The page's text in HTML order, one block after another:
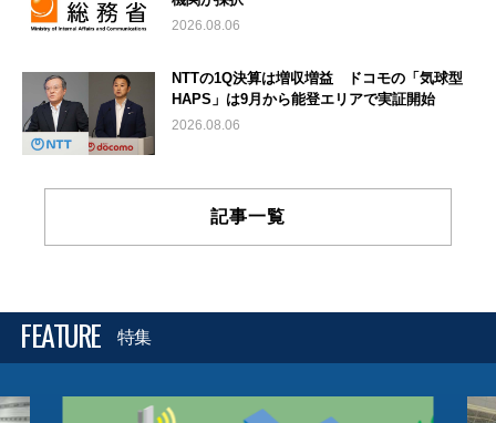
2026.08.06
NTTの1Q決算は増収増益 ドコモの「気球型
HAPS」は9月から能登エリアで実証開始
2026.08.06
記事一覧
FEATURE 特集